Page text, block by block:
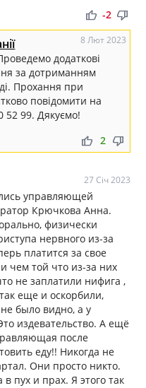
thumb_up thumb_down
-2
8 Лют 2023
додаткові
за дотриманням
Прохання при
повідомити на
52 99. Дякуємо!
thumb_up thumb_down
2
27 Січ 2023
управляющей
Крючкова Анна.
физически
нервного из-за
платится за свое
чем той что из-за них
не заплатили нифига ,
еще и оскорбили,
было видно, а у
издевательство. А ещё
после
еду!! Никогда не
Они просто никто.
пух и прах. Я этого так